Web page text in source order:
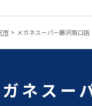
市 メガネスーパー藤沢南口店
ネスー